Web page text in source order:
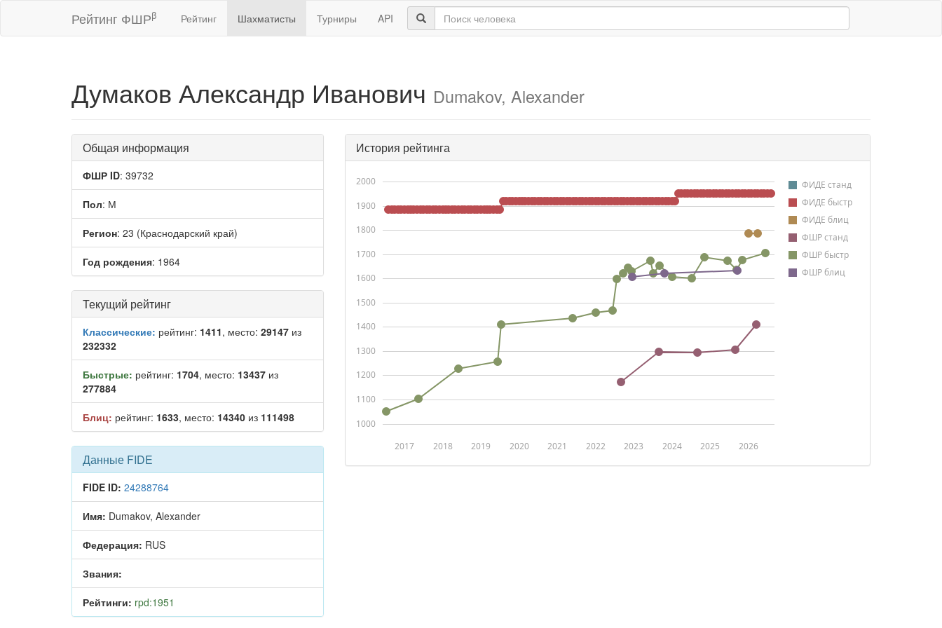
Рейтинг ФШРβ Рейтинг Шахматисты Турниры API
Думаков Александр Иванович Dumakov, Alexander
Общая информация
ФШР ID: 39732
Пол: М
Регион: 23 (Краснодарский край)
Год рождения: 1964
Текущий рейтинг
Классические: рейтинг: 1411, место: 29147 из
232332
Быстрые: рейтинг: 1704, место: 13437 из
277884
Блиц: рейтинг: 1633, место: 14340 из 111498
Данные FIDE
FIDE ID: 24288764
Имя: Dumakov, Alexander
Федерация: RUS
Звания:
Рейтинги: rpd:1951
История рейтинга
ФИДЕ станд
ФИДЕ быстр
ФИДЕ блиц
ФШР станд
ФШР быстр
ФШР блиц
2017 2018 2019 2020 2021 2022 2023 2024 2025 2026
1000
1100
1200
1300
1400
1500
1600
1700
1800
1900
2000